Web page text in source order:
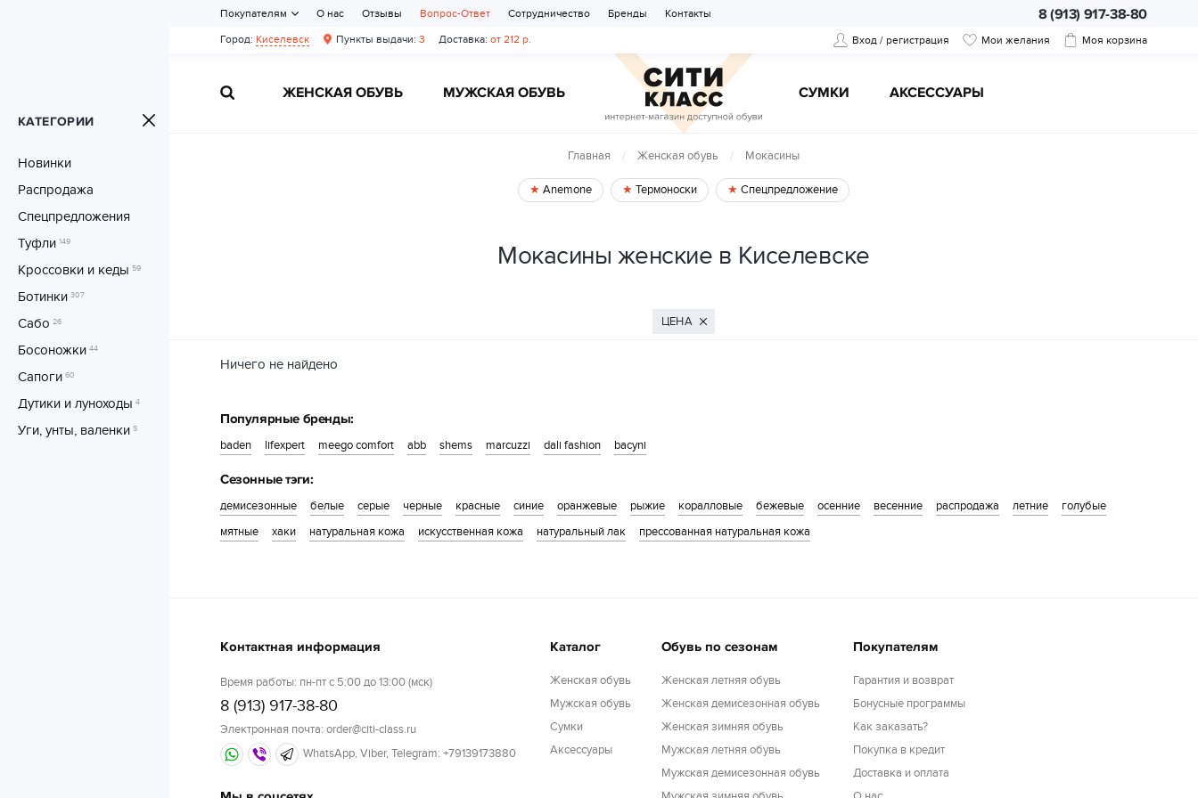
Вход / регистрация Мои желания Моя корзина
ЖЕНСКАЯ ОБУВЬ МУЖСКАЯ ОБУВЬ CУМКИ АКСЕССУАРЫ
Город: Киселевск Пункты выдачи: 3 Доставка: от 212 р.
8 (913) 917-38-80
Покупателям О нас Отзывы Вопрос-Ответ Сотрудничество Бренды Контакты
КАТЕГОРИИ
Новинки
Распродажа
Спецпредложения
Туфли 149
Кроссовки и кеды 59
Ботинки 307
Сабо 26
Босоножки 44
Сапоги 60
Дутики и луноходы 4
Уги, унты, валенки 5
Главная Женская обувь Мокасины
Anemone Термоноски Спецпредложение
Мокасины женские в Киселевске
ЦЕНА
Ничего не найдено
Популярные бренды:
baden lifexpert meego comfort abb shems marcuzzi dali fashion bacyni
Сезонные тэги:
демисезонные белые серые черные красные синие оранжевые рыжие коралловые бежевые осенние весенние распродажа летние
голубые
мятные
хаки натуральная кожа искусственная кожа натуральный лак прессованная натуральная кожа
Контактная информация
Время работы: пн-пт с 5:00 до 13:00 (мск)
8 (913) 917-38-80
Электронная почта: order@citi-class.ru
WhatsApp, Viber, Telegram: +79139173880
Каталог
Женская обувь
Мужская обувь
Cумки
Аксессуары
Обувь по сезонам
Женская летняя обувь
Женская демисезонная обувь
Женская зимняя обувь
Мужская летняя обувь
Мужская демисезонная обувь
Покупателям
Гарантия и возврат
Бонусные программы
Как заказать?
Покупка в кредит
Доставка и оплата